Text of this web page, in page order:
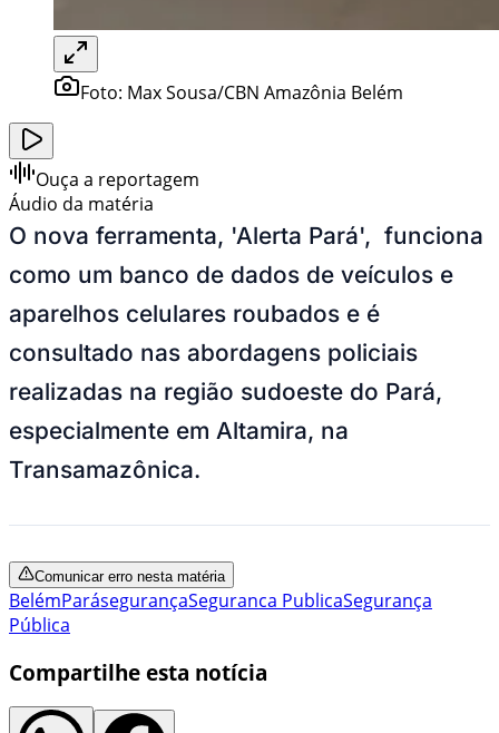
Foto: Max Sousa/CBN Amazônia Belém
Ouça a reportagem
Áudio da matéria
O nova ferramenta, 'Alerta Pará', funciona
como um banco de dados de veículos e
aparelhos celulares roubados e é
consultado nas abordagens policiais
realizadas na região sudoeste do Pará,
especialmente em Altamira, na
Transamazônica.
Comunicar erro nesta matéria
BelémParásegurançaSeguranca PublicaSegurança
Pública
Compartilhe esta notícia